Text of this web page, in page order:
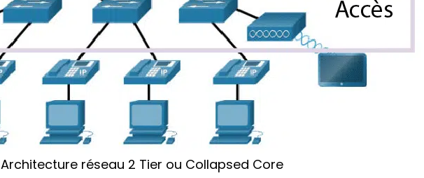
Architecture réseau 2 Tier ou Collapsed Core